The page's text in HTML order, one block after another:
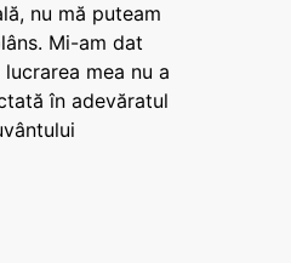
nu mă puteam
Mi-am dat
lucrarea mea nu a
în adevăratul